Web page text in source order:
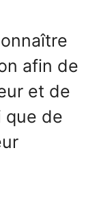
afin de
et de
que de